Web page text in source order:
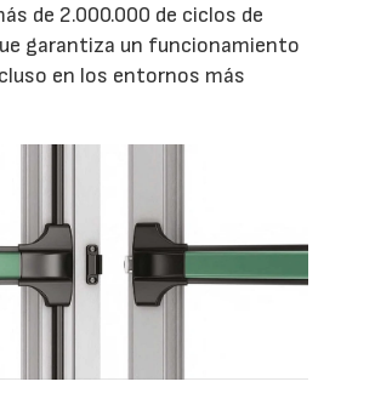
de 2.000.000 de ciclos de
garantiza un funcionamiento
en los entornos más